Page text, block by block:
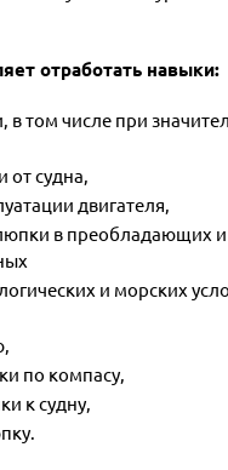
отработать навыки:
в том числе при
от судна,
двигателя,
в преобладающих и
и морских
по компасу,
к судну,